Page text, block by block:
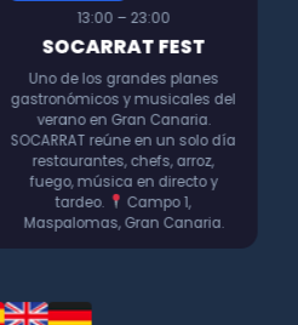
13:00 – 23:00
SOCARRAT FEST
Uno de los grandes planes
gastronómicos y musicales del
verano en Gran Canaria.
SOCARRAT reúne en un solo día
restaurantes, chefs, arroz,
fuego, música en directo y
tardeo.
Campo 1,
Maspalomas, Gran Canaria.